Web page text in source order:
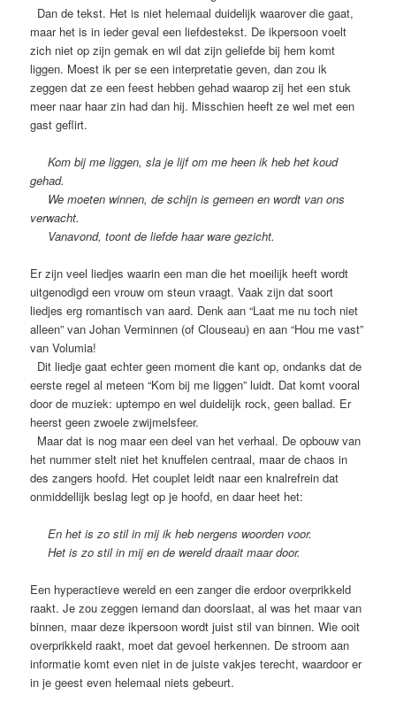
Dan de tekst. Het is niet helemaal duidelijk waarover die gaat,
maar het is in ieder geval een liefdestekst. De ikpersoon voelt
zich niet op zijn gemak en wil dat zijn geliefde bij hem komt
liggen. Moest ik per se een interpretatie geven, dan zou ik
zeggen dat ze een feest hebben gehad waarop zij het een stuk
meer naar haar zin had dan hij. Misschien heeft ze wel met een
gast geflirt.
Kom bij me liggen, sla je lijf om me heen ik heb het koud
gehad.
We moeten winnen, de schijn is gemeen en wordt van ons
verwacht.
Vanavond, toont de liefde haar ware gezicht.
Er zijn veel liedjes waarin een man die het moeilijk heeft wordt
uitgenodigd een vrouw om steun vraagt. Vaak zijn dat soort
liedjes erg romantisch van aard. Denk aan “Laat me nu toch niet
alleen” van Johan Verminnen (of Clouseau) en aan “Hou me vast”
van Volumia!
Dit liedje gaat echter geen moment die kant op, ondanks dat de
eerste regel al meteen “Kom bij me liggen” luidt. Dat komt vooral
door de muziek: uptempo en wel duidelijk rock, geen ballad. Er
heerst geen zwoele zwijmelsfeer.
Maar dat is nog maar een deel van het verhaal. De opbouw van
het nummer stelt niet het knuffelen centraal, maar de chaos in
des zangers hoofd. Het couplet leidt naar een knalrefrein dat
onmiddellijk beslag legt op je hoofd, en daar heet het:
En het is zo stil in mij ik heb nergens woorden voor.
Het is zo stil in mij en de wereld draait maar door.
Een hyperactieve wereld en een zanger die erdoor overprikkeld
raakt. Je zou zeggen iemand dan doorslaat, al was het maar van
binnen, maar deze ikpersoon wordt juist stil van binnen. Wie ooit
overprikkeld raakt, moet dat gevoel herkennen. De stroom aan
informatie komt even niet in de juiste vakjes terecht, waardoor er
in je geest even helemaal niets gebeurt.